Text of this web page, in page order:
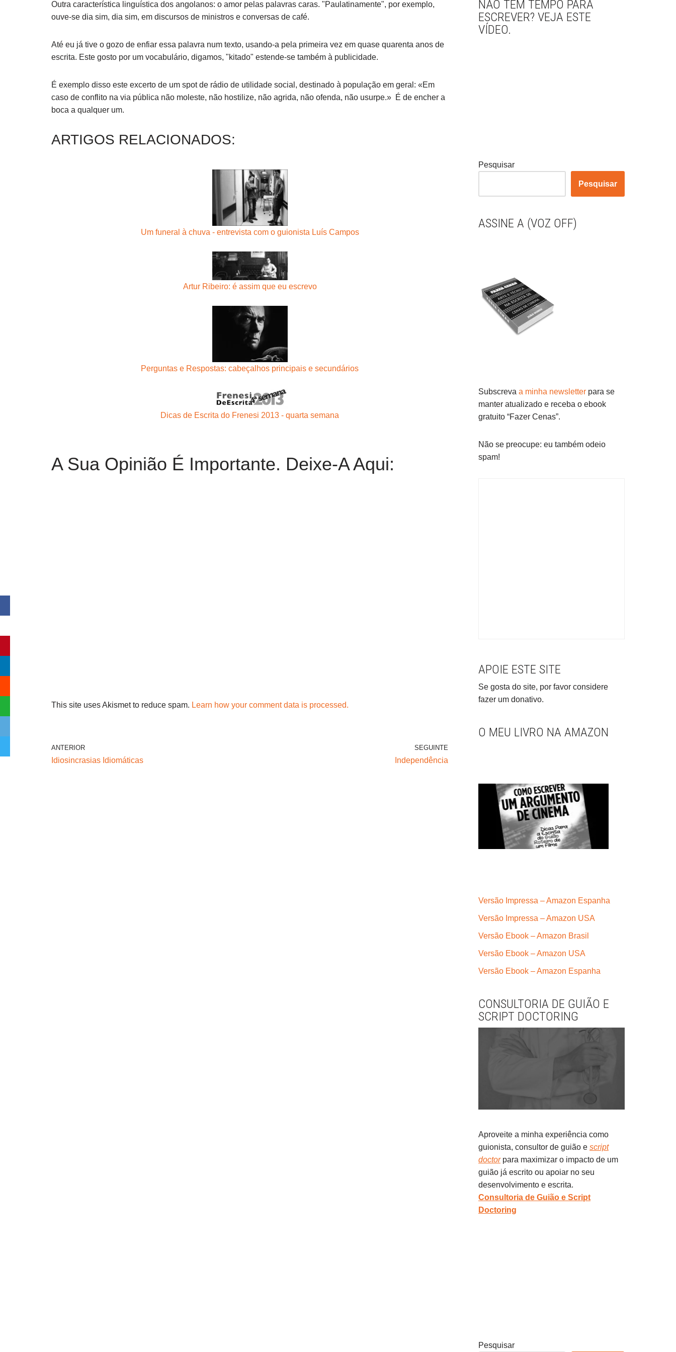
Outra caracterí­stica linguí­stica dos angolanos: o amor pelas palavras caras. "Paulatinamente", por exemplo,
ouve-se dia sim, dia sim, em discursos de ministros e conversas de café.
Até eu já tive o gozo de enfiar essa palavra num texto, usando-a pela primeira vez em quase quarenta anos de
escrita. Este gosto por um vocabulário, digamos, "kitado" estende-se também à publicidade.
É exemplo disso este excerto de um spot de rádio de utilidade social, destinado à população em geral:
Em
caso de conflito na via pública não moleste, não hostilize, não agrida, não ofenda, não usurpe.
É de encher a
boca a qualquer um.
ARTIGOS RELACIONADOS:
Um funeral à chuva - entrevista com o guionista Luís Campos
Artur Ribeiro: é assim que eu escrevo
Perguntas e Respostas: cabeçalhos principais e secundários
Dicas de Escrita do Frenesi 2013 - quarta semana
A Sua Opinião É Importante. Deixe-A Aqui:
This site uses Akismet to reduce spam. Learn how your comment data is processed.
ANTERIOR
Idiosincrasias Idiomáticas
SEGUINTE
Independência
NÃO TEM TEMPO PARA
ESCREVER? VEJA ESTE
VÍDEO.
Pesquisar
Pesquisar
ASSINE A (VOZ OFF)
Subscreva a minha newsletter para se
manter atualizado e receba o ebook
gratuito “Fazer Cenas”.
Não se preocupe: eu também odeio
spam!
APOIE ESTE SITE
Se gosta do site, por favor considere
fazer um donativo.
O MEU LIVRO NA AMAZON
Versão Impressa – Amazon Espanha
Versão Impressa – Amazon USA
Versão Ebook – Amazon Brasil
Versão Ebook – Amazon USA
Versão Ebook – Amazon Espanha
CONSULTORIA DE GUIÃO E
SCRIPT DOCTORING
Aproveite a minha experiência como
guionista, consultor de guião e script
doctorpara maximizar o impacto de um
guião já escrito ou apoiar no seu
desenvolvimento e escrita.
Consultoria de Guião e Script
Doctoring
Pesquisar